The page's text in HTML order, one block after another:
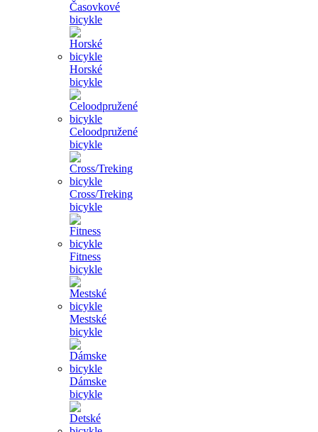
Časovkové
bicykle
Horské
bicykle
Celoodpružené
bicykle
Cross/Treking
bicykle
Fitness
bicykle
Mestské
bicykle
Dámske
bicykle